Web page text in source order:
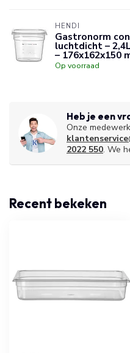
HENDI
Gastronorm
luchtdicht –
– 176x162x150
Op voorraad
Heb je een
Onze
2022 550. We
Recent bekeken